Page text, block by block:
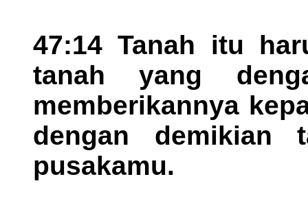
47:14 Tanah itu
tanah yang
memberikannya
dengan demikian
pusakamu.